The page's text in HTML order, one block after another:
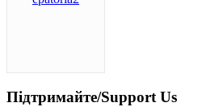
Підтримайте/Support Us